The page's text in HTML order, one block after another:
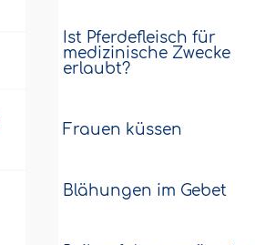
Ist Pferdefleisch für
medizinische Zwecke
erlaubt?
Frauen küssen
Blähungen im Gebet